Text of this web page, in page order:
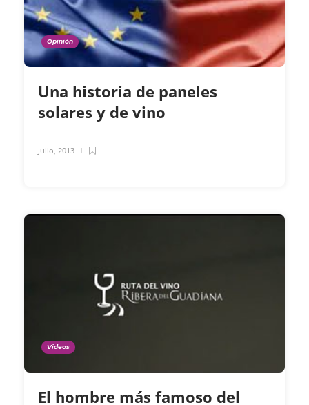
Opinión
Una historia de paneles
solares y de vino
Julio, 2013
Videos
El hombre más famoso del